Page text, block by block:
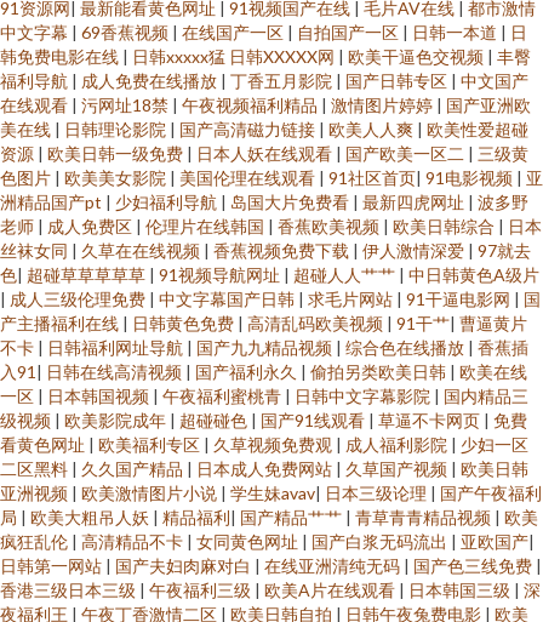
91资源网| 最新能看黄色网址 | 91视频国产在线 | 毛片AV在线 | 都市激情
中文字幕 | 69香蕉视频 | 在线国产一区 | 自拍国产一区 | 日韩一本道 | 日
韩免费电影在线 | 日韩xxxxx猛 日韩XXXXX网 | 欧美干逼色交视频 | 丰臀
福利导航 | 成人免费在线播放 | 丁香五月影院 | 国产日韩专区 | 中文国产
在线观看 | 污网址18禁 | 午夜视频福利精品 | 激情图片婷婷 | 国产亚洲欧
美在线 | 日韩理论影院 | 国产高清磁力链接 | 欧美人人爽 | 欧美性爱超碰
资源 | 欧美日韩一级免费 | 日本人妖在线观看 | 国产欧美一区二 | 三级黄
色图片 | 欧美美女影院 | 美国伦理在线观看 | 91社区首页| 91电影视频 | 亚
洲精品国产pt | 少妇福利导航 | 岛国大片免费看 | 最新四虎网址 | 波多野
老师 | 成人免费区 | 伦理片在线韩国 | 香蕉欧美视频 | 欧美日韩综合 | 日本
丝袜女同 | 久草在在线视频 | 香蕉视频免费下载 | 伊人激情深爱 | 97就去
色| 超碰草草草草草 | 91视频导航网址 | 超碰人人艹艹 | 中日韩黄色A级片
| 成人三级伦理免费 | 中文字幕国产日韩 | 求毛片网站 | 91干逼电影网 | 国
产主播福利在线 | 日韩黄色免费 | 高清乱码欧美视频 | 91干艹| 曹逼黄片
不卡 | 日韩福利网址导航 | 国产九九精品视频 | 综合色在线播放 | 香蕉插
入91 | 日韩在线高清视频 | 国产福利永久 | 偷拍另类欧美日韩 | 欧美在线
一区 | 日本韩国视频 | 午夜福利蜜桃青 | 日韩中文字幕影院 | 国内精品三
级视频 | 欧美影院成年 | 超碰碰色 | 国产91线观看 | 草逼不卡网页 | 免費
看黄色网址 | 欧美福利专区 | 久草视频免费观 | 成人福利影院 | 少妇一区
二区黑料 | 久久国产精品 | 日本成人免费网站 | 久草国产视频 | 欧美日韩
亚洲视频 | 欧美激情图片小说 | 学生妹avav| 日本三级论理 | 国产午夜福利
局 | 欧美大粗吊人妖 | 精品福利| 国产精品艹艹 | 青草青青精品视频 | 欧美
疯狂乱伦 | 高清精品不卡 | 女同黄色网址 | 国产白浆无码流出 | 亚欧国产|
日韩第一网站 | 国产夫妇肉麻对白 | 在线亚洲清纯无码 | 国产色三线免费 |
香港三级日本三级 | 午夜福利三级 | 欧美A片在线观看 | 日本韩国三级 | 深
夜福利王 | 午夜丁香激情二区 | 欧美日韩自拍 | 日韩午夜兔费电影 | 欧美